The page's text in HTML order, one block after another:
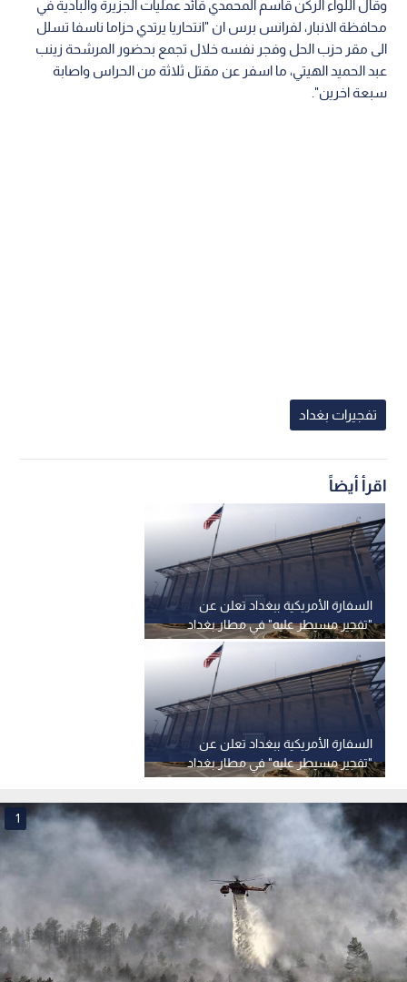
وقال اللواء الركن قاسم المحمدي قائد عمليات الجزيرة والبادية في
محافظة الانبار، لفرانس برس ان "انتحاريا يرتدي حزاما ناسفا تسلل
الى مقر حزب الحل وفجر نفسه خلال تجمع بحضور المرشحة زينب
عبد الحميد الهيتي، ما اسفر عن مقتل ثلاثة من الحراس واصابة
سبعة اخرين".
تفجيرات بغداد
اقرأ أيضاً
السفارة الأمريكية ببغداد تعلن عن
"تفجير مسيطر عليه" في مطار بغداد
السفارة الأمريكية ببغداد تعلن عن
"تفجير مسيطر عليه" في مطار بغداد
1